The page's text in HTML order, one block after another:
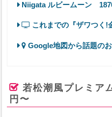
Niigata ルビームーン
これまでの『ザワつく!
Google地図から話題の
若松潮風プレミ
円〜